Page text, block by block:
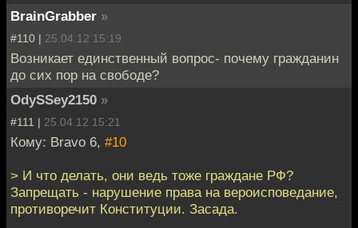
BrainGrabber »
#110 | 25.04.12 15:19
Возникает единственный вопрос- почему гражданин
до сих пор на свободе?
OdySSey2150 »
#111 | 25.04.12 15:21
Кому: Bravo 6, #10
> И что делать, они ведь тоже граждане РФ?
Запрещать - нарушение права на вероисповедание,
противоречит Конституции. Засада.